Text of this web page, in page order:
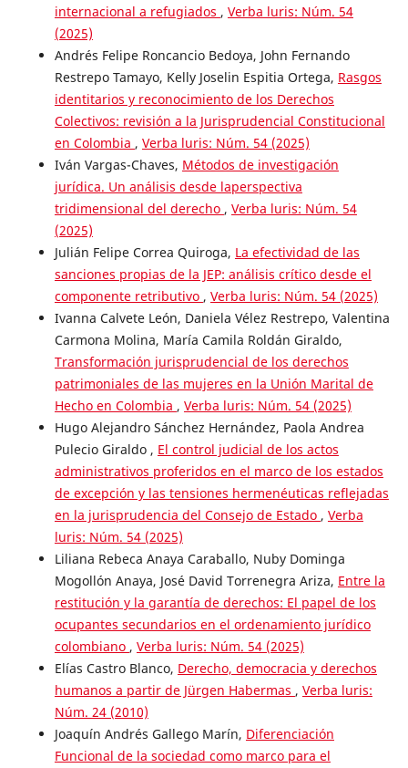
internacional a refugiados , Verba luris: Núm. 54
(2025)
Andrés Felipe Roncancio Bedoya, John Fernando
Restrepo Tamayo, Kelly Joselin Espitia Ortega, Rasgos
identitarios y reconocimiento de los Derechos
Colectivos: revisión a la Jurisprudencial Constitucional
en Colombia , Verba luris: Núm. 54 (2025)
Iván Vargas-Chaves, Métodos de investigación
jurídica. Un análisis desde laperspectiva
tridimensional del derecho , Verba luris: Núm. 54
(2025)
Julián Felipe Correa Quiroga, La efectividad de las
sanciones propias de la JEP: análisis crítico desde el
componente retributivo , Verba luris: Núm. 54 (2025)
Ivanna Calvete León, Daniela Vélez Restrepo, Valentina
Carmona Molina, María Camila Roldán Giraldo,
Transformación jurisprudencial de los derechos
patrimoniales de las mujeres en la Unión Marital de
Hecho en Colombia , Verba luris: Núm. 54 (2025)
Hugo Alejandro Sánchez Hernández, Paola Andrea
Pulecio Giraldo , El control judicial de los actos
administrativos proferidos en el marco de los estados
de excepción y las tensiones hermenéuticas reflejadas
en la jurisprudencia del Consejo de Estado , Verba
luris: Núm. 54 (2025)
Liliana Rebeca Anaya Caraballo, Nuby Dominga
Mogollón Anaya, José David Torrenegra Ariza, Entre la
restitución y la garantía de derechos: El papel de los
ocupantes secundarios en el ordenamiento jurídico
colombiano , Verba luris: Núm. 54 (2025)
Elías Castro Blanco, Derecho, democracia y derechos
humanos a partir de Jürgen Habermas , Verba luris:
Núm. 24 (2010)
Joaquín Andrés Gallego Marín, Diferenciación
Funcional de la sociedad como marco para el